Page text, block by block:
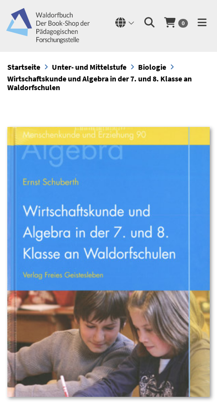
0
Startseite Unter- und Mittelstufe
Biologie
Wirtschaftskunde und Algebra in der 7. und 8. Klasse an
Waldorfschulen